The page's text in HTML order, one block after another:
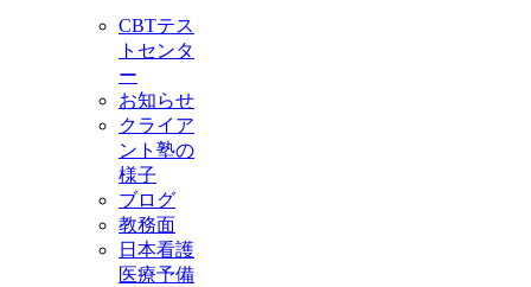
CBTテス
トセンタ
ー
お知らせ
クライア
ント塾の
様子
ブログ
教務面
日本看護
医療予備